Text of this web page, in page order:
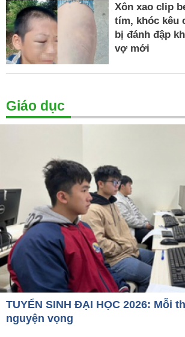
Xôn xao clip
tím, khóc kêu
bị đánh đập
vợ mới
Giáo dục
TUYỂN SINH ĐẠI HỌC 2026: Mỗi
nguyện vọng